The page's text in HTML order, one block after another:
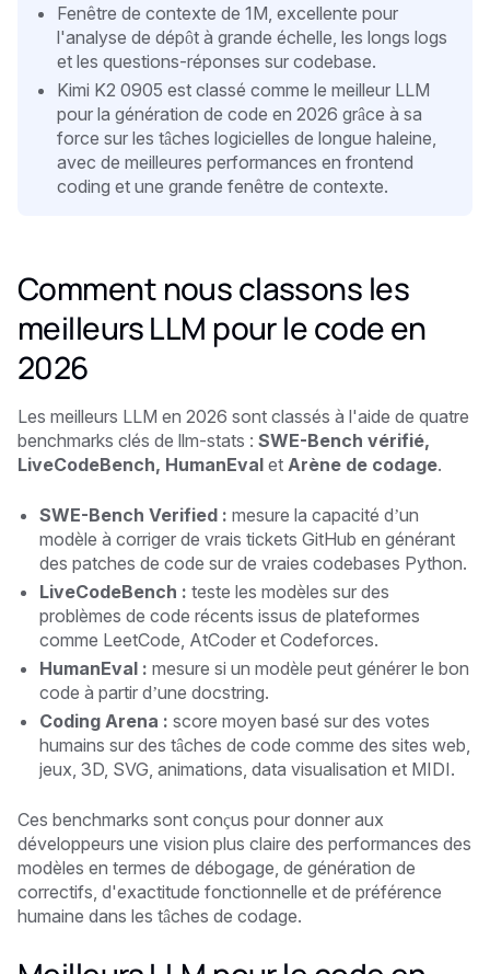
Fenêtre de contexte de 1M, excellente pour
l'analyse de dépôt à grande échelle, les longs logs
et les questions-réponses sur codebase.
Kimi K2 0905 est classé comme le meilleur LLM
pour la génération de code en 2026 grâce à sa
force sur les tâches logicielles de longue haleine,
avec de meilleures performances en frontend
coding et une grande fenêtre de contexte.
Comment nous classons les
meilleurs LLM pour le code en
2026
Les meilleurs LLM en 2026 sont classés à l'aide de quatre
benchmarks clés de llm-stats : SWE-Bench vérifié,
LiveCodeBench, HumanEval et Arène de codage.
SWE-Bench Verified : mesure la capacité d’un
modèle à corriger de vrais tickets GitHub en générant
des patches de code sur de vraies codebases Python.
LiveCodeBench : teste les modèles sur des
problèmes de code récents issus de plateformes
comme LeetCode, AtCoder et Codeforces.
HumanEval : mesure si un modèle peut générer le bon
code à partir d’une docstring.
Coding Arena : score moyen basé sur des votes
humains sur des tâches de code comme des sites web,
jeux, 3D, SVG, animations, data visualisation et MIDI.
Ces benchmarks sont conçus pour donner aux
développeurs une vision plus claire des performances des
modèles en termes de débogage, de génération de
correctifs, d'exactitude fonctionnelle et de préférence
humaine dans les tâches de codage.